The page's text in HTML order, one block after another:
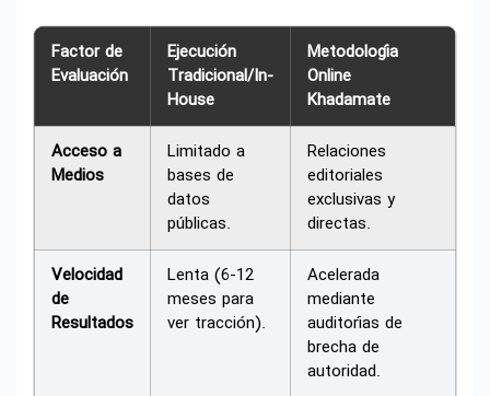
Factor de
Evaluación
Ejecución
Tradicional/In-
House
Metodología
Online
Khadamate
Acceso a
Medios
Limitado a
bases de
datos
públicas.
Relaciones
editoriales
exclusivas y
directas.
Velocidad
de
Resultados
Lenta (6-12
meses para
ver tracción).
Acelerada
mediante
auditorías de
brecha de
autoridad.